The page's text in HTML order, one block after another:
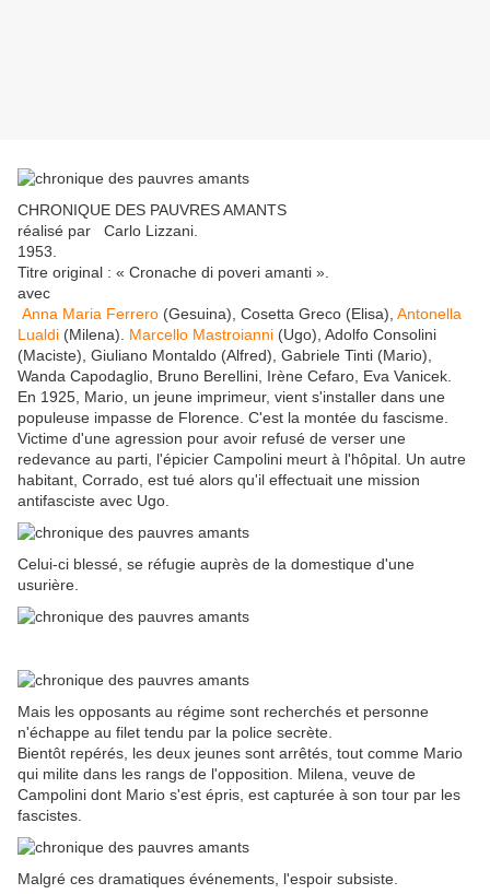
CHRONIQUE DES PAUVRES AMANTS
réalisé par Carlo Lizzani.
1953.
Titre original : « Cronache di poveri amanti ».
avec
Anna Maria Ferrero (Gesuina), Cosetta Greco (Elisa), Antonella
Lualdi (Milena). Marcello Mastroianni (Ugo), Adolfo Consolini
(Maciste), Giuliano Montaldo (Alfred), Gabriele Tinti (Mario),
Wanda Capodaglio, Bruno Berellini, Irène Cefaro, Eva Vanicek.
En 1925, Mario, un jeune imprimeur, vient s'installer dans une
populeuse impasse de Florence. C'est la montée du fascisme.
Victime d'une agression pour avoir refusé de verser une
redevance au parti, l'épicier Campolini meurt à l'hôpital. Un autre
habitant, Corrado, est tué alors qu'il effectuait une mission
antifasciste avec Ugo.
Celui-ci blessé, se réfugie auprès de la domestique d'une
usurière.
Mais les opposants au régime sont recherchés et personne
n'échappe au filet tendu par la police secrète.
Bientôt repérés, les deux jeunes sont arrêtés, tout comme Mario
qui milite dans les rangs de l'opposition. Milena, veuve de
Campolini dont Mario s'est épris, est capturée à son tour par les
fascistes.
Malgré ces dramatiques événements, l'espoir subsiste.